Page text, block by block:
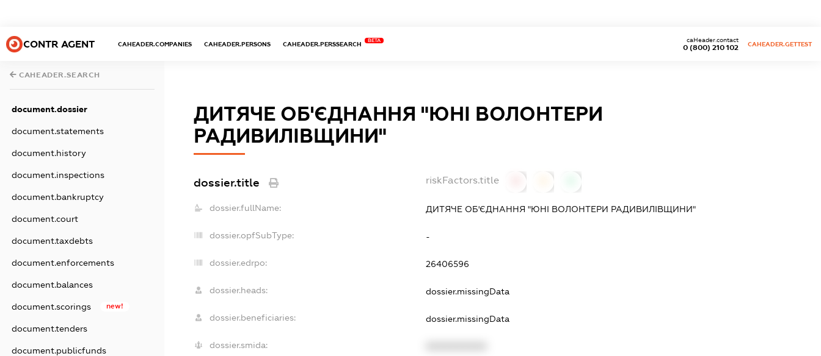
CONTR AGENT CAHEADER.COMPANIES CAHEADER.PERSONS CAHEADER.PERSSEARCH
BETA
0 (800) 210 102
caHeader.contact
CAHEADER.GETTEST
CAHEADER.SEARCH
document.dossier
document.statements
document.history
document.inspections
document.bankruptcy
document.court
document.taxdebts
document.enforcements
document.balances
document.scorings new!
document.tenders
document.publicfunds
ДИТЯЧЕ ОБ'ЄДНАННЯ "ЮНІ ВОЛОНТЕРИ
РАДИВИЛІВЩИНИ"
dossier.title riskFactors.title
dossier.fullName: ДИТЯЧЕ ОБ'ЄДНАННЯ "ЮНІ ВОЛОНТЕРИ РАДИВИЛІВЩИНИ"
dossier.opfSubType: -
dossier.edrpo: 26406596
dossier.heads: dossier.missingData
dossier.beneficiaries: dossier.missingData
dossier.smida: